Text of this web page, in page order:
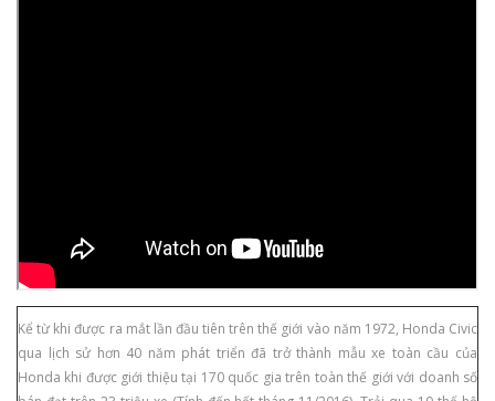
Kể từ khi được ra mắt lần đầu tiên trên thế giới vào năm 1972, Honda Civic
qua lịch sử hơn 40 năm phát triển đã trở thành mẫu xe toàn cầu của
Honda khi được giới thiệu tại 170 quốc gia trên toàn thế giới với doanh số